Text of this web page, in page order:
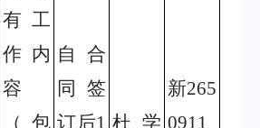
有工
作内
容
（包
自合
同签
订后1 杜学
新265
0911